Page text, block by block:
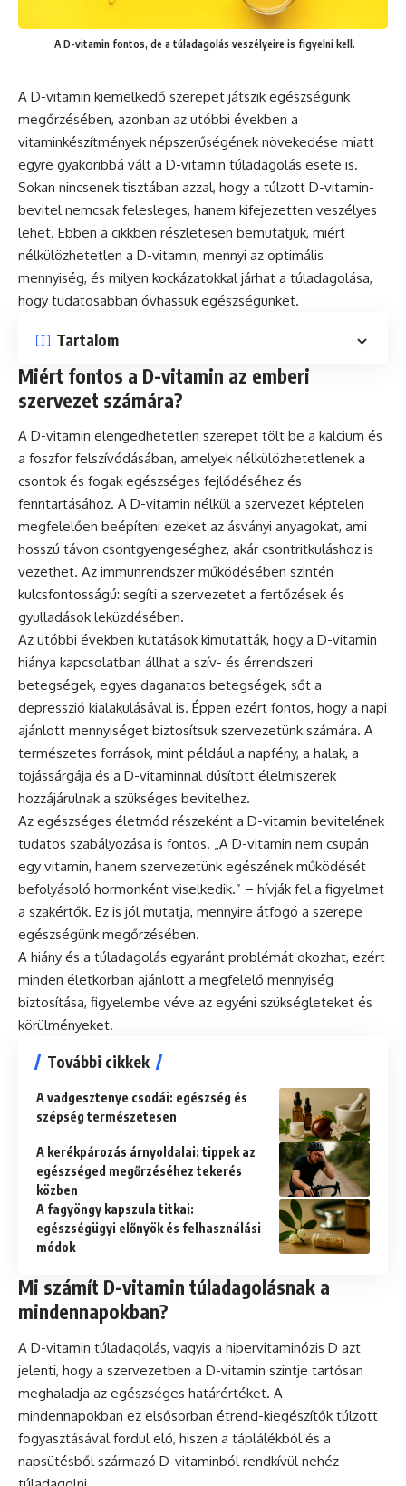
A D-vitamin fontos, de a túladagolás veszélyeire is figyelni kell.
A D-vitamin kiemelkedő szerepet játszik egészségünk
megőrzésében, azonban az utóbbi években a
vitaminkészítmények népszerűségének növekedése miatt
egyre gyakoribbá vált a D-vitamin túladagolás esete is.
Sokan nincsenek tisztában azzal, hogy a túlzott D-vitamin-
bevitel nemcsak felesleges, hanem kifejezetten veszélyes
lehet. Ebben a cikkben részletesen bemutatjuk, miért
nélkülözhetetlen a D-vitamin, mennyi az optimális
mennyiség, és milyen kockázatokkal járhat a túladagolása,
hogy tudatosabban óvhassuk egészségünket.
Tartalom
Miért fontos a D-vitamin az emberi
szervezet számára?
A D-vitamin elengedhetetlen szerepet tölt be a kalcium és
a foszfor felszívódásában, amelyek nélkülözhetetlenek a
csontok és fogak egészséges fejlődéséhez és
fenntartásához. A D-vitamin nélkül a szervezet képtelen
megfelelően beépíteni ezeket az ásványi anyagokat, ami
hosszú távon csontgyengeséghez, akár csontritkuláshoz is
vezethet. Az immunrendszer működésében szintén
kulcsfontosságú: segíti a szervezetet a fertőzések és
gyulladások leküzdésében.
Az utóbbi években kutatások kimutatták, hogy a D-vitamin
hiánya kapcsolatban állhat a szív- és érrendszeri
betegségek, egyes daganatos betegségek, sőt a
depresszió kialakulásával is. Éppen ezért fontos, hogy a napi
ajánlott mennyiséget biztosítsuk szervezetünk számára. A
természetes források, mint például a napfény, a halak, a
tojássárgája és a D-vitaminnal dúsított élelmiszerek
hozzájárulnak a szükséges bevitelhez.
Az egészséges életmód részeként a D-vitamin bevitelének
tudatos szabályozása is fontos. „A D-vitamin nem csupán
egy vitamin, hanem szervezetünk egészének működését
befolyásoló hormonként viselkedik.” – hívják fel a figyelmet
a szakértők. Ez is jól mutatja, mennyire átfogó a szerepe
egészségünk megőrzésében.
A hiány és a túladagolás egyaránt problémát okozhat, ezért
minden életkorban ajánlott a megfelelő mennyiség
biztosítása, figyelembe véve az egyéni szükségleteket és
körülményeket.
További cikkek
A vadgesztenye csodái: egészség és
szépség természetesen
A kerékpározás árnyoldalai: tippek az
egészséged megőrzéséhez tekerés
közben
A fagyöngy kapszula titkai:
egészségügyi előnyök és felhasználási
módok
Mi számít D-vitamin túladagolásnak a
mindennapokban?
A D-vitamin túladagolás, vagyis a hipervitaminózis D azt
jelenti, hogy a szervezetben a D-vitamin szintje tartósan
meghaladja az egészséges határértéket. A
mindennapokban ez elsősorban étrend-kiegészítők túlzott
fogyasztásával fordul elő, hiszen a táplálékból és a
napsütésből származó D-vitaminból rendkívül nehéz